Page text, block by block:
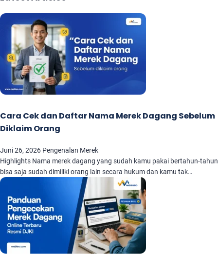
Cara Cek dan Daftar Nama Merek Dagang Sebelum
Diklaim Orang
Juni 26, 2026 Pengenalan Merek
Highlights Nama merek dagang yang sudah kamu pakai bertahun-tahun
bisa saja sudah dimiliki orang lain secara hukum dan kamu tak…